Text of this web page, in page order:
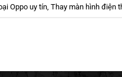
Oppo uy tín Thay màn hình điện